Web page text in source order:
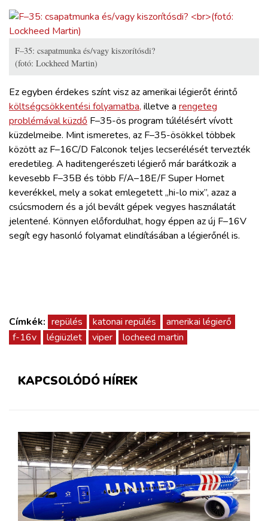
F–35: csapatmunka és/vagy kiszorítósdi?
(fotó: Lockheed Martin)
Ez egyben érdekes színt visz az amerikai légierőt érintő
költségcsökkentési folyamatba, illetve a rengeteg
problémával küzdő F–35-ös program túlélésért vívott
küzdelmeibe. Mint ismeretes, az F–35-ösökkel többek
között az F–16C/D Falconok teljes lecserélését tervezték
eredetileg. A haditengerészeti légierő már barátkozik a
kevesebb F–35B és több F/A–18E/F Super Hornet
keverékkel, mely a sokat emlegetett „hi-lo mix”, azaz a
csúcsmodern és a jól bevált gépek vegyes használatát
jelentené. Könnyen előfordulhat, hogy éppen az új F–16V
segít egy hasonló folyamat elindításában a légierőnél is.
Címkék: repülés katonai repülés
amerikai légierő
f-16v
légiüzlet viper locheed martin
KAPCSOLÓDÓ HÍREK